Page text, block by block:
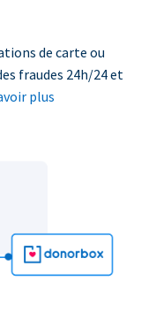
de carte ou
fraudes 24h/24 et
plus